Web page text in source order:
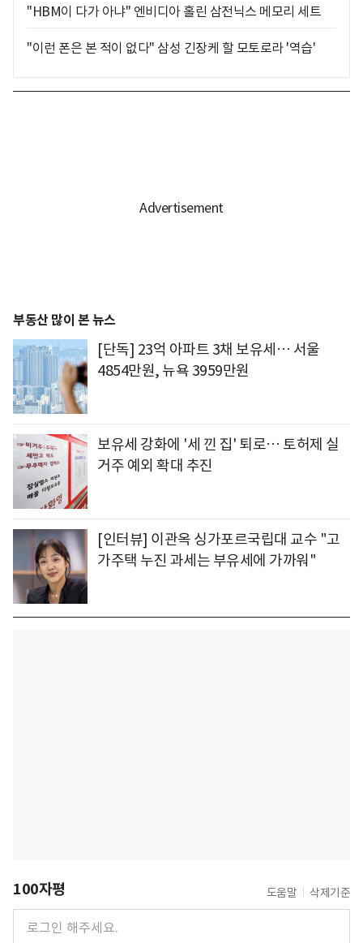
"HBM이 다가 아냐" 엔비디아 홀린 삼전닉스 메모리 세트
"이런 폰은 본 적이 없다" 삼성 긴장케 할 모토로라 '역습'
부동산 많이 본 뉴스
[단독] 23억 아파트 3채 보유세… 서울
4854만원, 뉴욕 3959만원
보유세 강화에 '세 낀 집' 퇴로… 토허제 실
거주 예외 확대 추진
[인터뷰] 이관옥 싱가포르국립대 교수 "고
가주택 누진 과세는 부유세에 가까워"
100자평 도움말 삭제기준